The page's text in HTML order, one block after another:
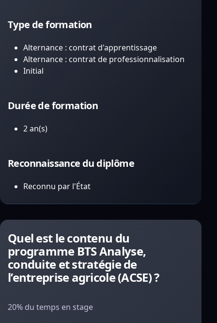
Type de formation
Alternance : contrat d'apprentissage
Alternance : contrat de professionnalisation
Initial
Durée de formation
2 an(s)
Reconnaissance du diplôme
Reconnu par l'État
Quel est le contenu du
programme BTS Analyse,
conduite et stratégie de
l’entreprise agricole (ACSE) ?
20% du temps en stage